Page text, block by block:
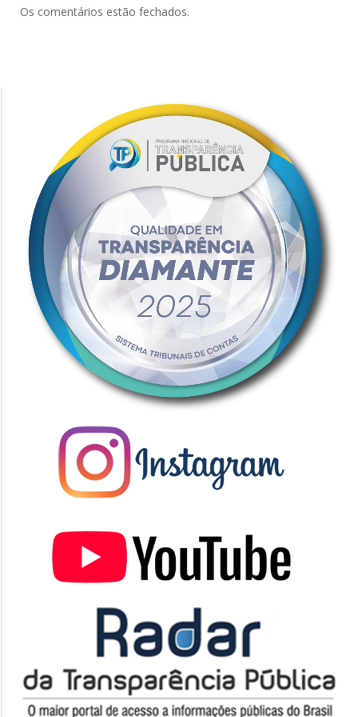
Os comentários estão fechados.